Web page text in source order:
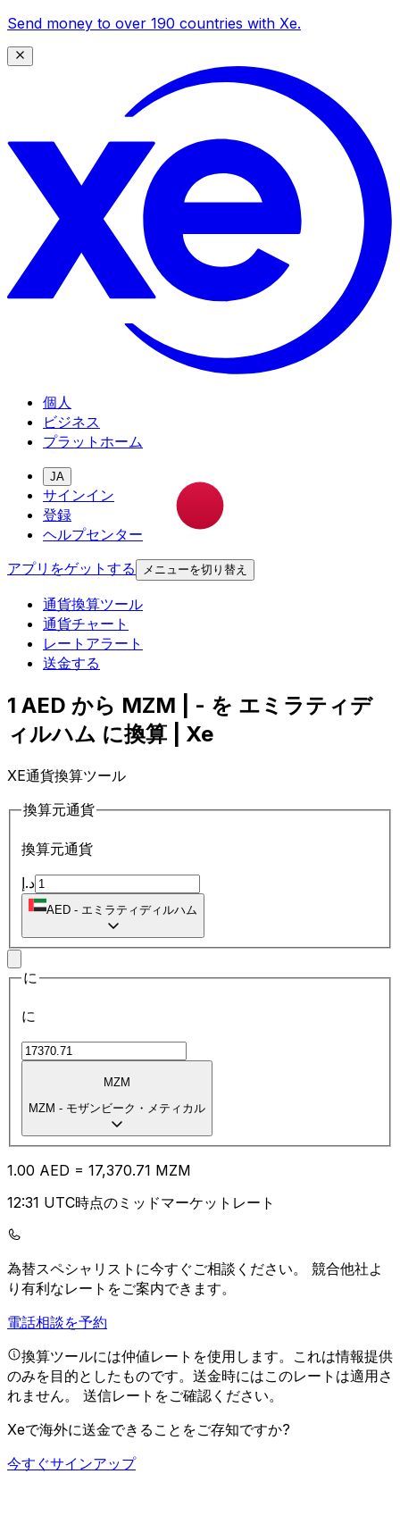
Send money to over 190 countries with Xe.
個人
ビジネス
プラットホーム
JA
サインイン
登録
ヘルプセンター
アプリをゲットする
メニューを切り替え
通貨換算ツール
通貨チャート
レートアラート
送金する
1 AED から MZM | - を エミラティデ
ィルハム に換算 | Xe
XE通貨換算ツール
換算元通貨
換算元通貨
د.إ
AED - エミラティディルハム
に
に
MZM
MZM - モザンビーク・メティカル
1.00 AED = 17,370.71 MZM
12:31 UTC時点のミッドマーケットレート
為替スペシャリストに今すぐご相談ください。 競合他社よ
り有利なレートをご案内できます。
電話相談を予約
換算ツールには仲値レートを使用します。これは情報提供
のみを目的としたものです。送金時にはこのレートは適用さ
れません。 送信レートをご確認ください。
Xeで海外に送金できることをご存知ですか?
今すぐサインアップ